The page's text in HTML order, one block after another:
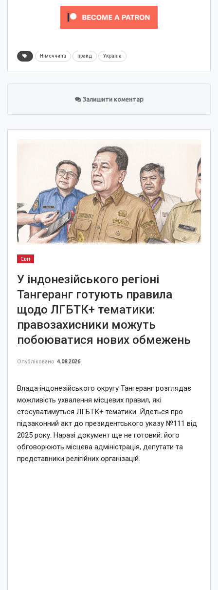
Німеччина прайд Україна
Залишити коментар
Світ
У індонезійського регіоні
Тангеранг готують правила
щодо ЛГБТК+ тематики:
правозахисники можуть
побоюватися нових обмежень
Опубліковано 4.08.2026
Влада індонезійського округу Тангеранг розглядає
можливість ухвалення місцевих правил, які
стосуватимуться ЛГБТК+ тематики. Йдеться про
підзаконний акт до президентського указу №111 від
2025 року. Наразі документ ще не готовий: його
обговорюють місцева адміністрація, депутати та
представники релігійних організацій.